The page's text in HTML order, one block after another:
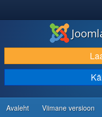
LAADI ALLA JA LAIENDA
AVASTA JA ÕPI
KOGUKOND JA KASUTAJATUGI
RESSURSID ARENDAJATELE
Avaleht Viimane versioon